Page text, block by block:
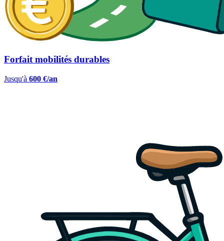
Forfait mobilités durables
Jusqu'à 600 €/an